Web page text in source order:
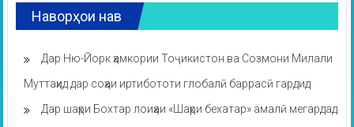
Наворҳои нав
Дар Ню-Йорк ҳамкории Тоҷикистон ва Созмони Милали
Муттаҳид дар соҳаи иртибототи глобалӣ баррасӣ гардид
Дар шаҳри Бохтар лоиҳаи «Шаҳри бехатар» амалӣ мегардад